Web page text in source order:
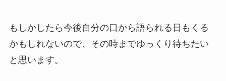
もしかしたら今後自分の口から語られる日もくる
かもしれないので、その時までゆっくり待ちたい
と思います。